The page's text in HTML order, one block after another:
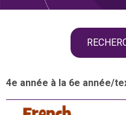
4e année à la 6e année/